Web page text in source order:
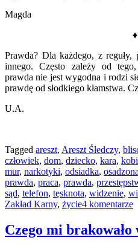
Magda
♦
Prawda? Dla każdego, z
innego. Często zależy od
prawda nie jest wygodna i rodzi
prawdę od słodkiego kłamstwa.
U.A.
Tagged areszt, Areszt Śledczy,
człowiek, dom, dziecko, kara,
mur, narkotyki, odsiadka, osadzona
prawda, praca, prawda,
sąd, telefon, tęsknota, widzenie,
Zakład Karny, życie4 komentarze
Czego mi